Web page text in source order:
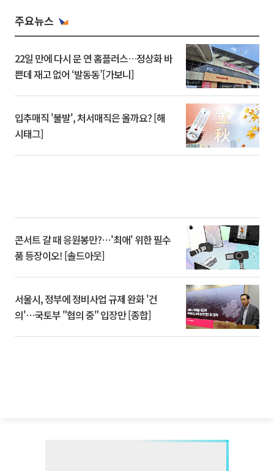
주요뉴스
22일 만에 다시 문 연 홈플러스…정상화 바
쁜데 재고 없어 ‘발동동’[가보니]
입추매직 '불발', 처서매직은 올까요? [해
시태그]
콘서트 갈 때 응원봉만?⋯'최애' 위한 필수
품 등장이오! [솔드아웃]
서울시, 정부에 정비사업 규제 완화 '건
의'⋯국토부 "협의 중" 입장만 [종합]